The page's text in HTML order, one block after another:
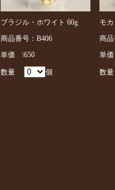
ブラジル・ホワイト 60g
商品番号：B406
単価 \650
数量 個
モ
商
単
数